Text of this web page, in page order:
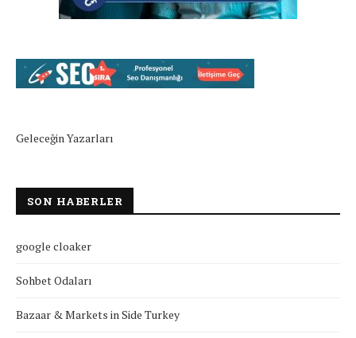
Geleceğin Yazarları
SON HABERLER
google cloaker
Sohbet Odaları
Bazaar & Markets in Side Turkey